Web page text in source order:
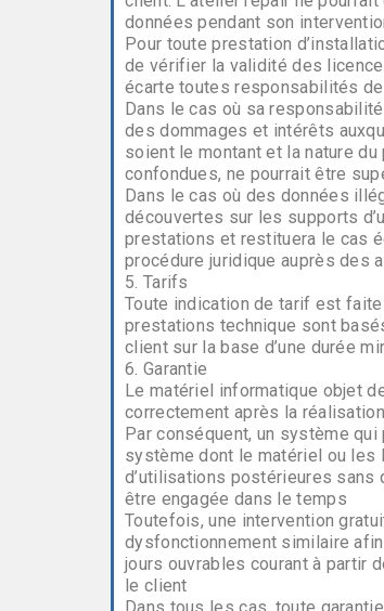
données pendant son
Pour toute prestation
de vérifier la validité des
écarte toutes responsabilités de
Dans le cas où sa
des dommages et intérêts
soient le montant et la nature
confondues, ne pourrait être
Dans le cas où des données
découvertes sur les supports
prestations et restituera le cas
procédure juridique auprès des
5. Tarifs
Toute indication de tarif est
prestations technique sont
client sur la base d’une durée
6. Garantie
Le matériel informatique objet
correctement après la
Par conséquent, un système
système dont le matériel ou
d’utilisations postérieures sans
être engagée dans le temps
Toutefois, une intervention
dysfonctionnement similaire
jours ouvrables courant à partir
le client